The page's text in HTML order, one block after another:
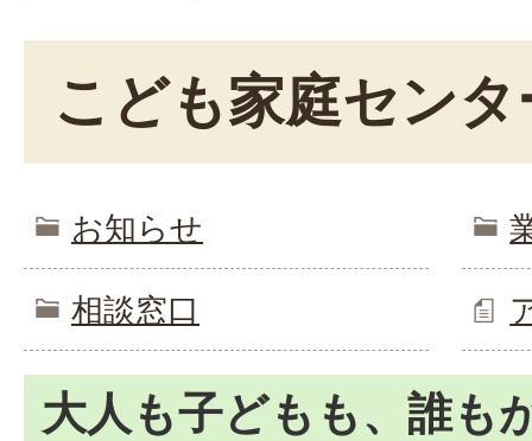
こども家庭センタ
お知らせ
相談窓口
大人も子どもも、誰も